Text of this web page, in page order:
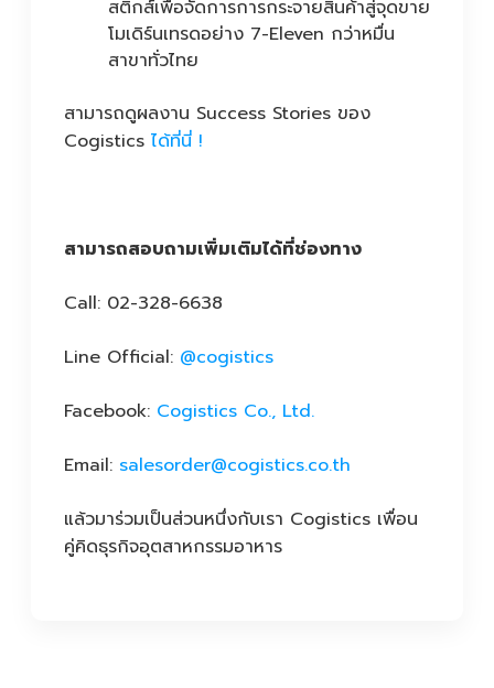
สติกส์เพื่อจัดการการกระจายสินค้าสู่จุดขาย
โมเดิร์นเทรดอย่าง 7-Eleven กว่าหมื่น
สาขาทั่วไทย
สามารถดูผลงาน Success Stories ของ
Cogistics ได้ที่นี่ !
สามารถสอบถามเพิ่มเติมได้ที่ช่องทาง
Call: 02-328-6638
Line Official: @cogistics
Facebook: Cogistics Co., Ltd.
Email: salesorder@cogistics.co.th
แล้วมาร่วมเป็นส่วนหนึ่งกับเรา Cogistics เพื่อน
คู่คิดธุรกิจอุตสาหกรรมอาหาร